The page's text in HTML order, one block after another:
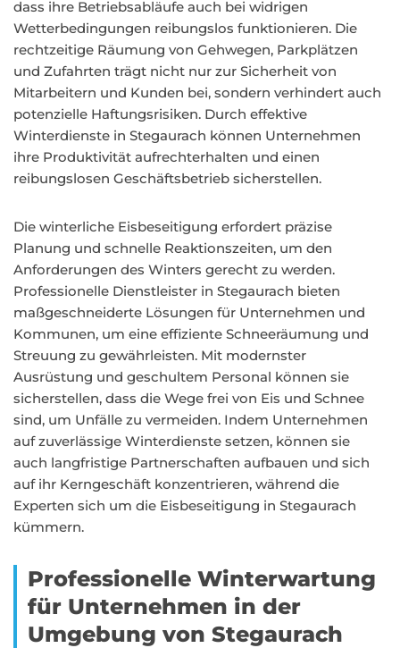
dass ihre Betriebsabläufe auch bei widrigen
Wetterbedingungen reibungslos funktionieren. Die
rechtzeitige Räumung von Gehwegen, Parkplätzen
und Zufahrten trägt nicht nur zur Sicherheit von
Mitarbeitern und Kunden bei, sondern verhindert auch
potenzielle Haftungsrisiken. Durch effektive
Winterdienste in Stegaurach können Unternehmen
ihre Produktivität aufrechterhalten und einen
reibungslosen Geschäftsbetrieb sicherstellen.
Die winterliche Eisbeseitigung erfordert präzise
Planung und schnelle Reaktionszeiten, um den
Anforderungen des Winters gerecht zu werden.
Professionelle Dienstleister in Stegaurach bieten
maßgeschneiderte Lösungen für Unternehmen und
Kommunen, um eine effiziente Schneeräumung und
Streuung zu gewährleisten. Mit modernster
Ausrüstung und geschultem Personal können sie
sicherstellen, dass die Wege frei von Eis und Schnee
sind, um Unfälle zu vermeiden. Indem Unternehmen
auf zuverlässige Winterdienste setzen, können sie
auch langfristige Partnerschaften aufbauen und sich
auf ihr Kerngeschäft konzentrieren, während die
Experten sich um die Eisbeseitigung in Stegaurach
kümmern.
Professionelle Winterwartung
für Unternehmen in der
Umgebung von Stegaurach